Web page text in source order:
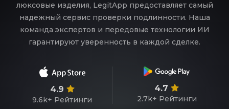
люксовые изделия, LegitApp предоставляет самый
надежный сервис проверки подлинности. Наша
команда экспертов и передовые технологии ИИ
гарантируют уверенность в каждой сделке.
4.9
9.6k+ Рейтинги
4.7
2.7k+ Рейтинги